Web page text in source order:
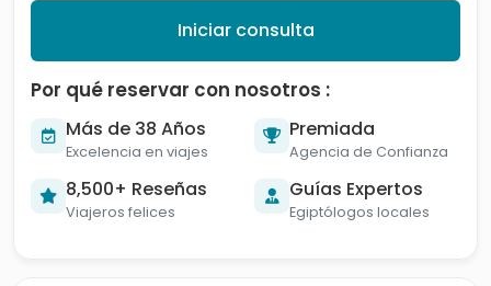
Iniciar consulta
Por qué reservar con nosotros :
Más de 38 Años
Excelencia en viajes
Premiada
Agencia de Confianza
8,500+ Reseñas
Viajeros felices
Guías Expertos
Egiptólogos locales